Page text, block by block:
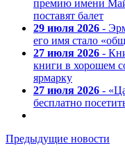
премию имени
поставят балет
29 июля 2026 -
его имя стало
27 июля 2026 -
книги в хорошем
ярмарку
27 июля 2026 -
бесплатно
Предыдущие новости